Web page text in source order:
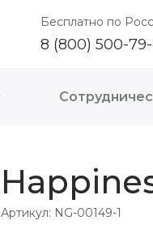
Бесплатно по
8 (800) 500-
Артикул: NG-00149-1